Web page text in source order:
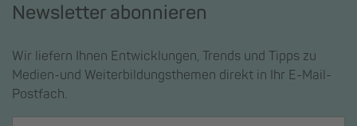
Newsletter abonnieren
Wir liefern Ihnen Entwicklungen, Trends und Tipps zu
Medien-und Weiterbildungsthemen direkt in Ihr E-Mail-
Postfach.